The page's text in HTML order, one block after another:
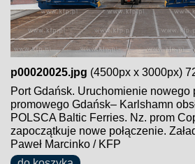
p00020025.jpg (4500px x 3000px)
Port Gdańsk. Uruchomienie nowego
promowego Gdańsk– Karlshamn
POLSCA Baltic Ferries. Nz. prom
zapoczątkuje nowe połączenie.
Paweł Marcinko / KFP